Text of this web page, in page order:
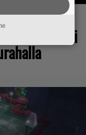
40
– hanki